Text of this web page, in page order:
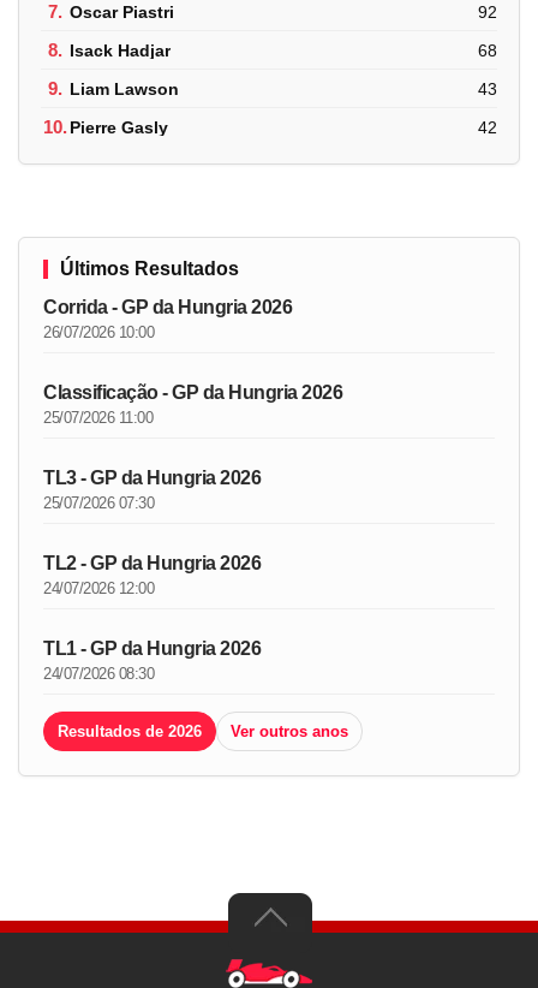
7. Oscar Piastri 92
8. Isack Hadjar 68
9. Liam Lawson 43
10.Pierre Gasly 42
Últimos Resultados
Corrida - GP da Hungria 2026
26/07/2026 10:00
Classificação - GP da Hungria 2026
25/07/2026 11:00
TL3 - GP da Hungria 2026
25/07/2026 07:30
TL2 - GP da Hungria 2026
24/07/2026 12:00
TL1 - GP da Hungria 2026
24/07/2026 08:30
Resultados de 2026 Ver outros anos